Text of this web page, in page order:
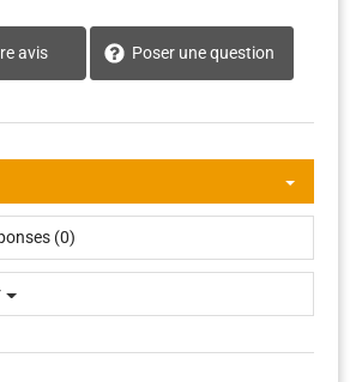
avis Poser une question
(0)